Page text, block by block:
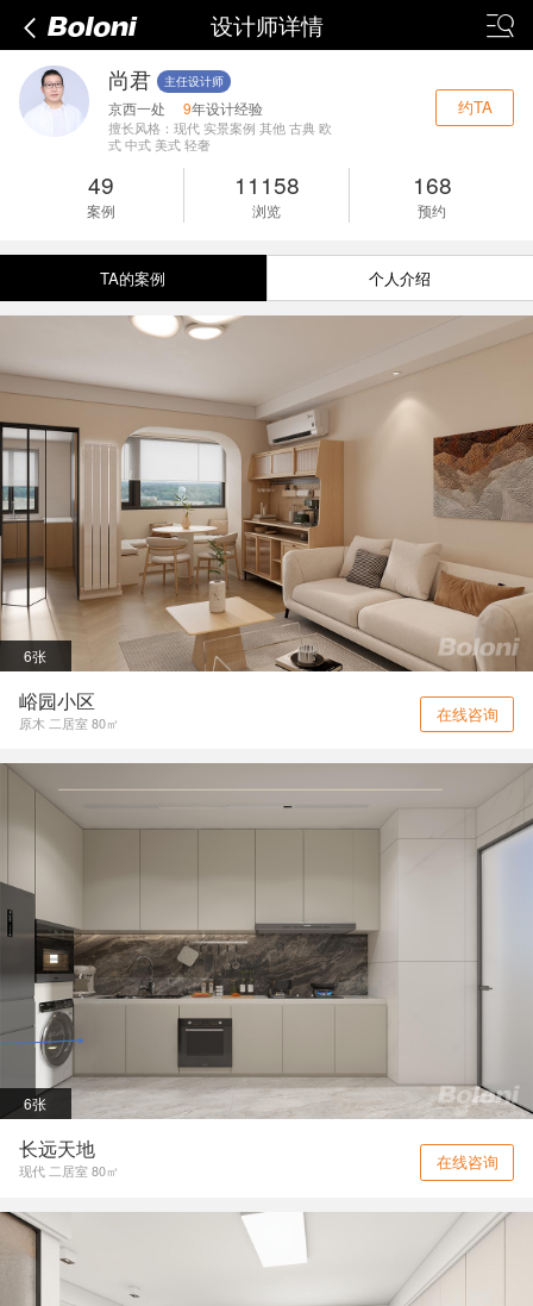
设计师详情
尚君 主任设计师
京西一处 9年设计经验
擅长风格：现代 实景案例 其他 古典 欧
式 中式 美式 轻奢
约TA
49
案例
11158
浏览
168
预约
TA的案例 个人介绍
6张
峪园小区
原木 二居室 80㎡ 在线咨询
6张
长远天地
现代 二居室 80㎡ 在线咨询